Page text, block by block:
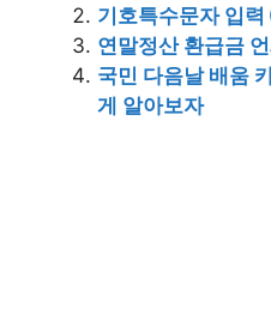
기호특수문자 입
연말정산 환급금
국민 다음날 배움
게 알아보자